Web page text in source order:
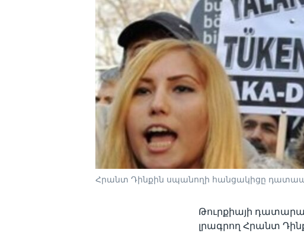
Հրանտ Դինքին սպանողի հանցակիցը
Թուրքիայի
լրագրող Հրանտ